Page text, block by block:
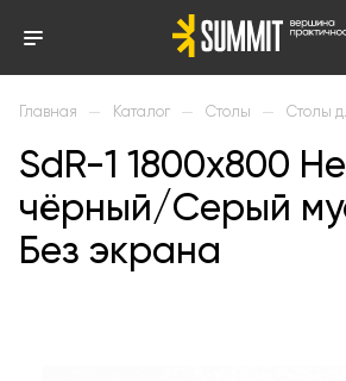
Главная — Каталог — Столы — Столы
SdR-1 1800х800
чёрный/Серый
Без экрана